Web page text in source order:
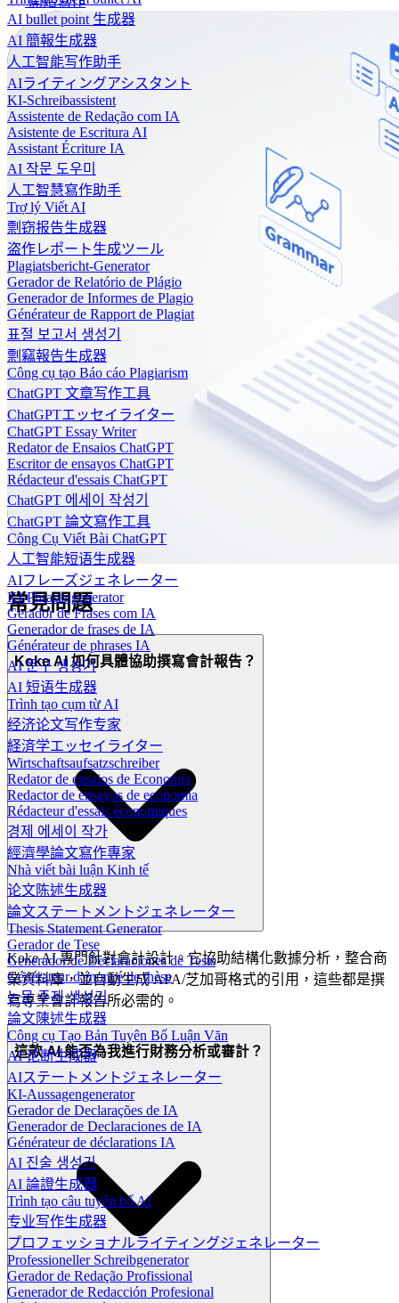
AI bullet point 生成器
AI 簡報生成器
人工智能写作助手
AIライティングアシスタント
KI-Schreibassistent
Assistente de Redação com IA
Asistente de Escritura AI
Assistant Écriture IA
AI 작문 도우미
人工智慧寫作助手
Trợ lý Viết AI
剽窃报告生成器
盗作レポート生成ツール
Plagiatsbericht-Generator
Gerador de Relatório de Plágio
Generador de Informes de Plagio
Générateur de Rapport de Plagiat
표절 보고서 생성기
剽竊報告生成器
Công cụ tạo Báo cáo Plagiarism
ChatGPT 文章写作工具
ChatGPTエッセイライター
ChatGPT Essay Writer
Redator de Ensaios ChatGPT
Escritor de ensayos ChatGPT
Rédacteur d'essais ChatGPT
ChatGPT 에세이 작성기
ChatGPT 論文寫作工具
Công Cụ Viết Bài ChatGPT
人工智能短语生成器
AIフレーズジェネレーター
KI-Phrasengenerator
Gerador de Frases com IA
Generador de frases de IA
Générateur de phrases IA
AI 문구 생성기
AI 短语生成器
Trình tạo cụm từ AI
经济论文写作专家
経済学エッセイライター
Wirtschaftsaufsatzschreiber
Redator de ensaios de Economia
Redactor de ensayos de economía
Rédacteur d'essais économiques
경제 에세이 작가
經濟學論文寫作專家
Nhà viết bài luận Kinh tế
论文陈述生成器
論文ステートメントジェネレーター
Thesis Statement Generator
Gerador de Tese
Generador de Declaraciones de Tesis
Générateur d'énoncé de thèse
논문 주제 생성기
論文陳述生成器
Công cụ Tạo Bản Tuyên Bố Luận Văn
AI 论断生成器
AIステートメントジェネレーター
KI-Aussagengenerator
Gerador de Declarações de IA
Generador de Declaraciones de IA
Générateur de déclarations IA
AI 진술 생성기
AI 論證生成器
Trình tạo câu tuyên bố AI
专业写作生成器
プロフェッショナルライティングジェネレーター
Professioneller Schreibgenerator
Gerador de Redação Profissional
Generador de Redacción Profesional
常見問題
Koke AI 如何具體協助撰寫會計報告？
Koke AI 專門針對會計設計。它協助結構化數據分析，整合商
業資料庫，並自動生成 APA/芝加哥格式的引用，這些都是撰
寫專業會計報告所必需的。
這款 AI 能否為我進行財務分析或審計？